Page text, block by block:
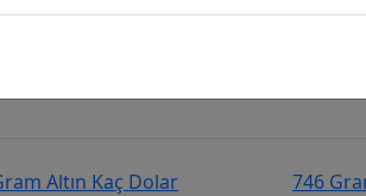
kurcevir.net adresinden takip
Altın Kaç Dolar 746